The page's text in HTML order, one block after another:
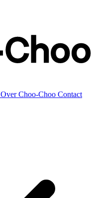
Over Choo-Choo Contact